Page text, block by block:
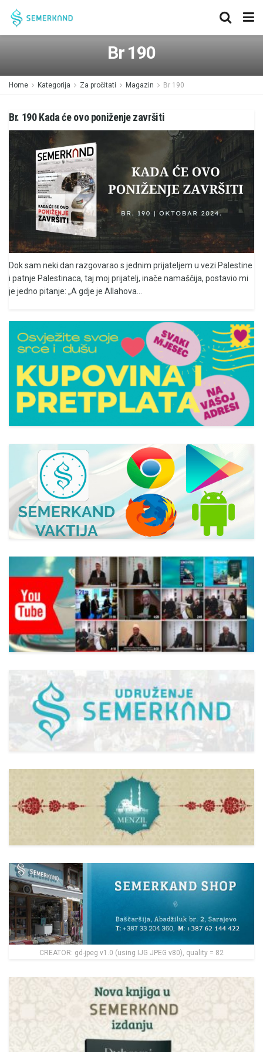
Br 190
Home Kategorija Za pročitati Magazin Br 190
Br. 190 Kada će ovo poniženje završiti
Dok sam neki dan razgovarao s jednim prijateljem u vezi Palestine
i patnje Palestinaca, taj moj prijatelj, inače namaščija, postavio mi
je jedno pitanje: „A gdje je Allahova...
CREATOR: gd-jpeg v1.0 (using IJG JPEG v80), quality = 82